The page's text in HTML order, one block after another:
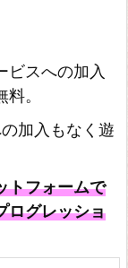
ビスへの加入
。
加入もなく遊
トフォームで
ログレッショ